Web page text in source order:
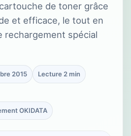
de toner grâce
et efficace, le tout en
rechargement spécial
2015 Lecture 2 min
OKIDATA